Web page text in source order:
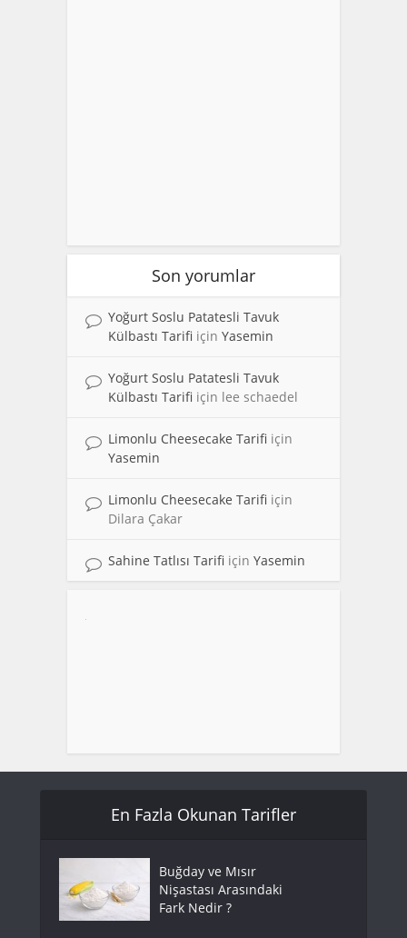
Son yorumlar
Yoğurt Soslu Patatesli Tavuk
Külbastı Tarifi için Yasemin
Yoğurt Soslu Patatesli Tavuk
Külbastı Tarifi için lee schaedel
Limonlu Cheesecake Tarifi için
Yasemin
Limonlu Cheesecake Tarifi için
Dilara Çakar
Sahine Tatlısı Tarifi için Yasemin
En Fazla Okunan Tarifler
Buğday ve Mısır
Nişastası Arasındaki
Fark Nedir ?